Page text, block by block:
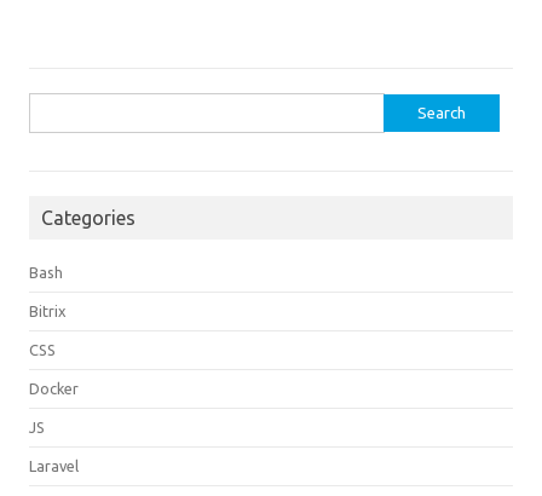
for:
Categories
Bash
Bitrix
CSS
Docker
JS
Laravel